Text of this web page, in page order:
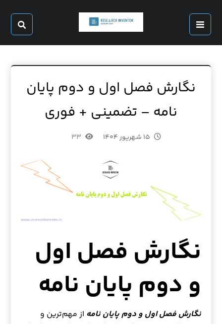
نگارش فصل اول و دوم پایان
نامه – تضمینی + فوری
۱۵ شهریور ۱۴۰۴ ۳۳
نگارش فصل اول
و دوم پایان نامه
نگارش فصل اول و دوم پایان نامه از مهم‌ترین و